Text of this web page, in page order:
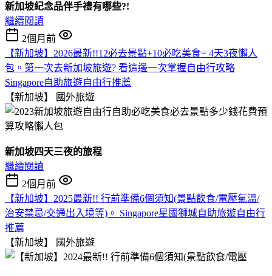
新加坡紀念品伴手禮有哪些?!
繼續閱讀
2個月前
【新加坡】2026最新!!12必去景點+10必吃美食= 4天3夜懶人
包。第一次去新加坡旅遊? 看這邊一次掌握自由行攻略
Singapore自助旅遊自由行推薦
【新加坡】
國外旅遊
新加坡四天三夜的旅程
繼續閱讀
2個月前
【新加坡】2025最新!! 行前準備6個須知(景點飲食/電壓氣溫/
治安禁忌/交通出入境等)。 Singapore星國獅城自助旅遊自由行
推薦
【新加坡】
國外旅遊